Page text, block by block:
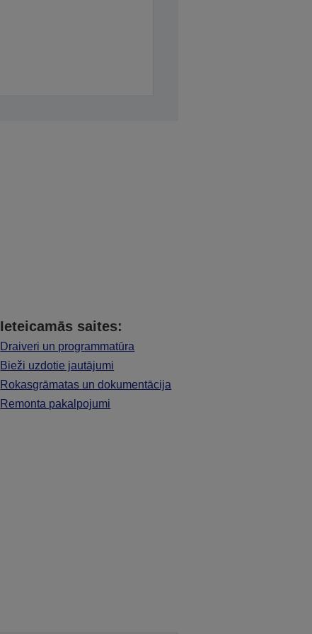
Ieteicamās saites:
Draiveri un programmatūra
Bieži uzdotie jautājumi
Rokasgrāmatas un dokumentācija
Remonta pakalpojumi